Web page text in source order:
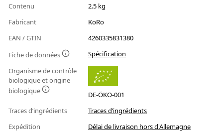
Contenu
2.5 kg
Fabricant
KoRo
EAN / GTIN
4260335831380
Fiche de données
Spécification
Organisme de contrôle
biologique et origine
biologique
DE-ÖKO-001
Traces d’ingrédients
Traces d’ingrédients
Expédition
Délai de livraison hors d'Allemagne